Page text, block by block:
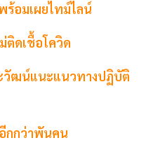
อมเผยไทม์ไลน์
ติดเชื้อโควิด
วัฒน์แนะแนวทางปฏิบัติ
กกว่าพันคน